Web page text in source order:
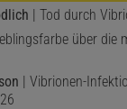
| Tod durch
über die
| Vibrionen-